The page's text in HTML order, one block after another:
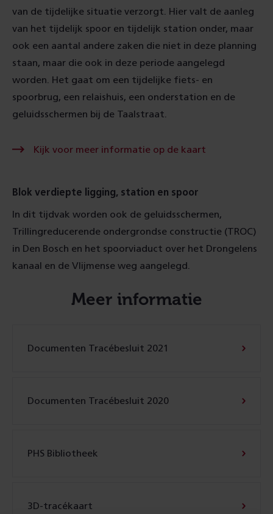
van de tijdelijke situatie verzorgt. Hier valt de aanleg
van het tijdelijk spoor en tijdelijk station onder, maar
ook een aantal andere zaken die niet in deze planning
staan, maar die ook in deze periode aangelegd
worden. Het gaat om een tijdelijke fiets- en
spoorbrug, een relaishuis, een onderstation en de
geluidsschermen bij de Taalstraat.
Kijk voor meer informatie op de kaart
Blok verdiepte ligging, station en spoor
In dit tijdvak worden ook de geluidsschermen,
Trillingreducerende ondergrondse constructie (TROC)
in Den Bosch en het spoorviaduct over het Drongelens
kanaal en de Vlijmense weg aangelegd.
Meer informatie
Documenten Tracébesluit 2021
Documenten Tracébesluit 2020
PHS Bibliotheek
3D-tracékaart